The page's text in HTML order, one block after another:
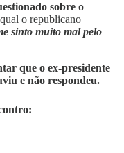
sobre o
o republicano
sinto muito mal pelo
que o ex-presidente
e não respondeu.